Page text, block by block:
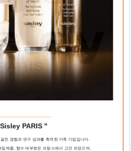
PARIS "
친 경험과 연구 성과를 축적한 가족 기업입니다.
제품, 향수 대부분은 프랑스에서 고안 되었으며,